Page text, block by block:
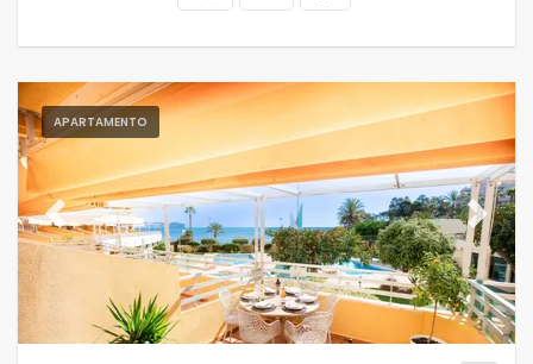
APARTAMENTO
Previous Next